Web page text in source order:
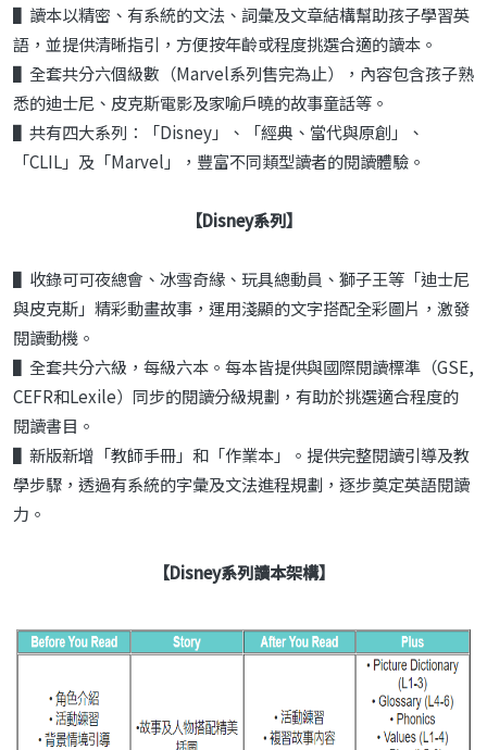
▌讀本以精密、有系統的文法、詞彙及文章結構幫助孩子學習英
語，並提供清晰指引，方便按年齡或程度挑選合適的讀本。
▌全套共分六個級數（Marvel系列售完為止），內容包含孩子熟
悉的迪士尼、皮克斯電影及家喻戶曉的故事童話等。
▌共有四大系列：「Disney」、「經典、當代與原創」、
「CLIL」及「Marvel」，豐富不同類型讀者的閱讀體驗。
【Disney系列】
▌收錄可可夜總會、冰雪奇緣、玩具總動員、獅子王等「迪士尼
與皮克斯」精彩動畫故事，運用淺顯的文字搭配全彩圖片，激發
閱讀動機。
▌全套共分六級，每級六本。每本皆提供與國際閱讀標準（GSE,
CEFR和Lexile）同步的閱讀分級規劃，有助於挑選適合程度的
閱讀書目。
▌新版新增「教師手冊」和「作業本」。提供完整閱讀引導及教
學步驟，透過有系統的字彙及文法進程規劃，逐步奠定英語閱讀
力。
【Disney系列讀本架構】